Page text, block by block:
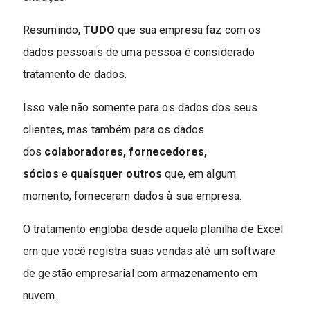
Resumindo,TUDO que sua empresa faz com os
dados pessoais de uma pessoa é considerado
tratamento de dados.
Isso vale não somente para os dados dos seus
clientes, mas também para os dados
dos colaboradores, fornecedores,
sócios e quaisquer outros que, em algum
momento, forneceram dados à sua empresa.
O tratamento engloba desde aquela planilha de Excel
em que você registra suas vendas até um software
de gestão empresarial com armazenamento em
nuvem.